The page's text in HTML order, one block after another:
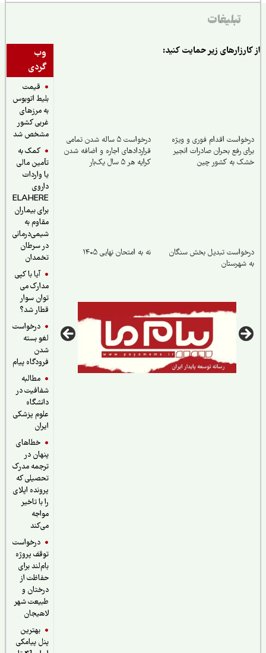
تبلیغات
گردی
قیمت
بلیط اتوبوس
به مرزهای
غربی کشور
مشخص شد
کمک به
تأمین مالی
یا واردات
ELAHERE
برای بیماران
مقاوم به
شیمی‌درمانی
در سرطان
تخمدان
آیا با کپی
مدارک می
توان سوار
قطار شد؟
درخواست
لغو بسته
فرودگاه پیام
مطالبه
شفافیت در
دانشگاه
علوم پزشکی
خطاهای
پنهان در
ترجمه مدرک
تحصیلی که
پرونده اپلای
را با تاخیر
درخواست
توقف پروژه
بام‌لند برای
حفاظت از
درختان و
طبیعت شهر
لاهیجان
بهترین
پنل پیامکی
زیر حمایت کنید:
اقدام فوری و ویژه
رفع بحران صادرات انجیر
به کشور چین
درخواست ۵ ساله شدن تمامی
قراردادهای اجاره و اضافه شدن
کرایه هر ۵ سال یک‌بار
تبدیل بخش سنگان
نه به امتحان نهایی ۱۴۰۵